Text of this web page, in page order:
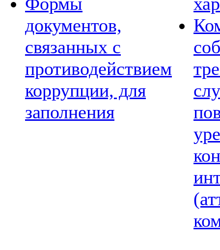
документов,
связанных с
противодействием
коррупции, для
заполнения